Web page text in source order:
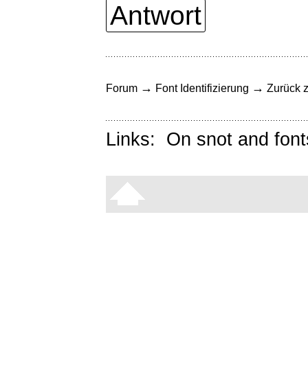
Antwort
Forum → Font Identifizierung → Zurück
Links: On snot and